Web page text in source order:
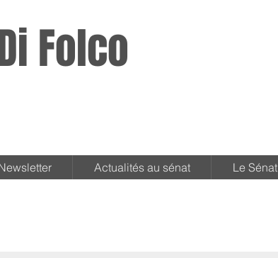
Folco
Actualités au sénat Le Sénat